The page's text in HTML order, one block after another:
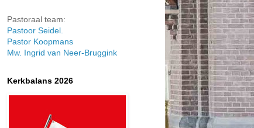
Pastoraal team:
Pastoor Seidel.
Pastor Koopmans
Mw. Ingrid van Neer-Bruggink
Kerkbalans 2026